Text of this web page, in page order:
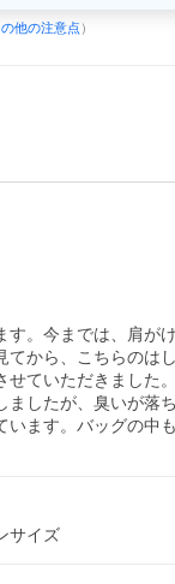
の他の注意点 ）
。今までは、肩が
てから、こちらの
せていただきまし
ましたが、臭いが
ます。バッグの中
サイズ